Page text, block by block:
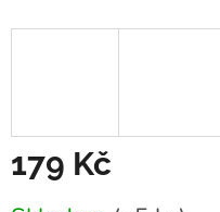
179 Kč